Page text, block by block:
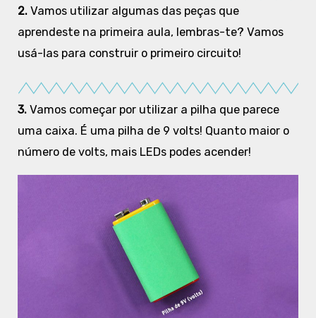
2. Vamos utilizar algumas das peças que
aprendeste na primeira aula, lembras-te? Vamos
usá-las para construir o primeiro circuito!
3. Vamos começar por utilizar a pilha que parece
uma caixa. É uma pilha de 9 volts! Quanto maior o
número de volts, mais LEDs podes acender!